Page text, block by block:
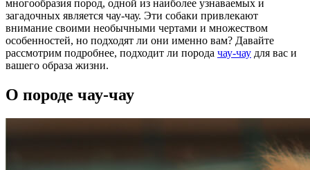
многообразия пород, одной из наиболее узнаваемых и
загадочных является чау-чау. Эти собаки привлекают
внимание своими необычными чертами и множеством
особенностей, но подходят ли они именно вам? Давайте
рассмотрим подробнее, подходит ли порода чау-чау для вас и
вашего образа жизни.
О породе чау-чау